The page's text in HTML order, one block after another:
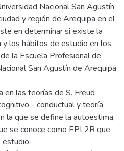
Nacional San Agustín
y región de Arequipa en el
en determinar si existe la
los hábitos de estudio en los
la Escuela Profesional de
San Agustín de Arequipa
en las teorías de S. Freud
- conductual y teoría
la que se define la autoestima;
se conoce como EPL2R que